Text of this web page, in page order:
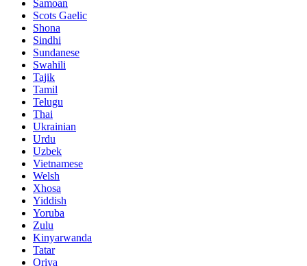
Samoan
Scots Gaelic
Shona
Sindhi
Sundanese
Swahili
Tajik
Tamil
Telugu
Thai
Ukrainian
Urdu
Uzbek
Vietnamese
Welsh
Xhosa
Yiddish
Yoruba
Zulu
Kinyarwanda
Tatar
Oriya